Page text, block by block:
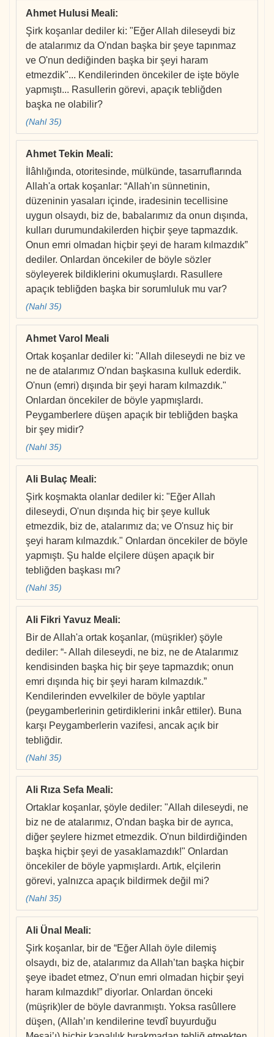
Ahmet Hulusi Meali:
Şirk koşanlar dediler ki: "Eğer Allah dileseydi biz
de atalarımız da O'ndan başka bir şeye tapınmaz
ve O'nun dediğinden başka bir şeyi haram
etmezdik"... Kendilerinden öncekiler de işte böyle
yapmıştı... Rasullerin görevi, apaçık tebliğden
başka ne olabilir?
(Nahl 35)
Ahmet Tekin Meali:
İlâhlığında, otoritesinde, mülkünde, tasarruflarında
Allah'a ortak koşanlar: “Allah'ın sünnetinin,
düzeninin yasaları içinde, iradesinin tecellisine
uygun olsaydı, biz de, babalarımız da onun dışında,
kulları durumundakilerden hiçbir şeye tapmazdık.
Onun emri olmadan hiçbir şeyi de haram kılmazdık”
dediler. Onlardan öncekiler de böyle sözler
söyleyerek bildiklerini okumuşlardı. Rasullere
apaçık tebliğden başka bir sorumluluk mu var?
(Nahl 35)
Ahmet Varol Meali
Ortak koşanlar dediler ki: "Allah dileseydi ne biz ve
ne de atalarımız O'ndan başkasına kulluk ederdik.
O'nun (emri) dışında bir şeyi haram kılmazdık."
Onlardan öncekiler de böyle yapmışlardı.
Peygamberlere düşen apaçık bir tebliğden başka
bir şey midir?
(Nahl 35)
Ali Bulaç Meali:
Şirk koşmakta olanlar dediler ki: "Eğer Allah
dileseydi, O'nun dışında hiç bir şeye kulluk
etmezdik, biz de, atalarımız da; ve O'nsuz hiç bir
şeyi haram kılmazdık." Onlardan öncekiler de böyle
yapmıştı. Şu halde elçilere düşen apaçık bir
tebliğden başkası mı?
(Nahl 35)
Ali Fikri Yavuz Meali:
Bir de Allah'a ortak koşanlar, (müşrikler) şöyle
dediler: “- Allah dileseydi, ne biz, ne de Atalarımız
kendisinden başka hiç bir şeye tapmazdık; onun
emri dışında hiç bir şeyi haram kılmazdık.”
Kendilerinden evvelkiler de böyle yaptılar
(peygamberlerinin getirdiklerini inkâr ettiler). Buna
karşı Peygamberlerin vazifesi, ancak açık bir
tebliğdir.
(Nahl 35)
Ali Rıza Sefa Meali:
Ortaklar koşanlar, şöyle dediler: "Allah dileseydi, ne
biz ne de atalarımız, O'ndan başka bir de ayrıca,
diğer şeylere hizmet etmezdik. O'nun bildirdiğinden
başka hiçbir şeyi de yasaklamazdık!" Onlardan
öncekiler de böyle yapmışlardı. Artık, elçilerin
görevi, yalnızca apaçık bildirmek değil mi?
(Nahl 35)
Ali Ünal Meali:
Şirk koşanlar, bir de “Eğer Allah öyle dilemiş
olsaydı, biz de, atalarımız da Allah’tan başka hiçbir
şeye ibadet etmez, O’nun emri olmadan hiçbir şeyi
haram kılmazdık!” diyorlar. Onlardan önceki
(müşrik)ler de böyle davranmıştı. Yoksa rasûllere
düşen, (Allah’ın kendilerine tevdî buyurduğu